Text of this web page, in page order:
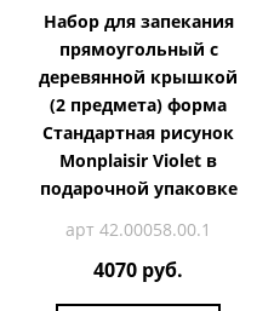
Набор для запекания
прямоугольный с
деревянной крышкой
(2 предмета) форма
Стандартная рисунок
Monplaisir Violet в
подарочной упаковке
арт 42.00058.00.1
4070 руб.